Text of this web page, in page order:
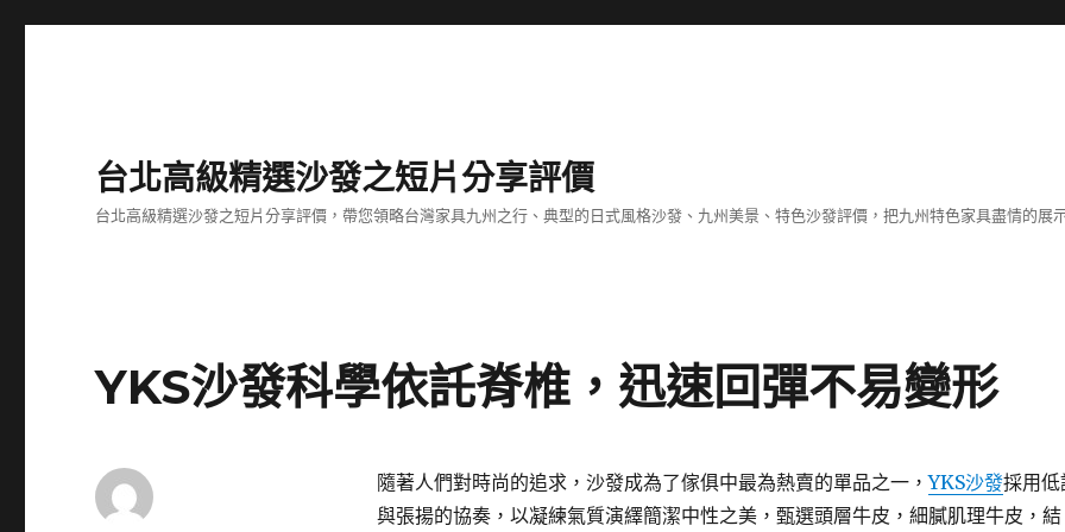
台北高級精選沙發之短片分享評價
台北高級精選沙發之短片分享評價，帶您領略台灣家具九州之行、典型的日式風格沙發、九州美景、特色沙發評價，把九州特色家具盡情的展
YKS沙發科學依託脊椎，迅速回彈不易變形
隨著人們對時尚的追求，沙發成為了傢俱中最為熱賣的單品之一，YKS沙發採用低
與張揚的協奏，以凝練氣質演繹簡潔中性之美，甄選頭層牛皮，細膩肌理牛皮，結